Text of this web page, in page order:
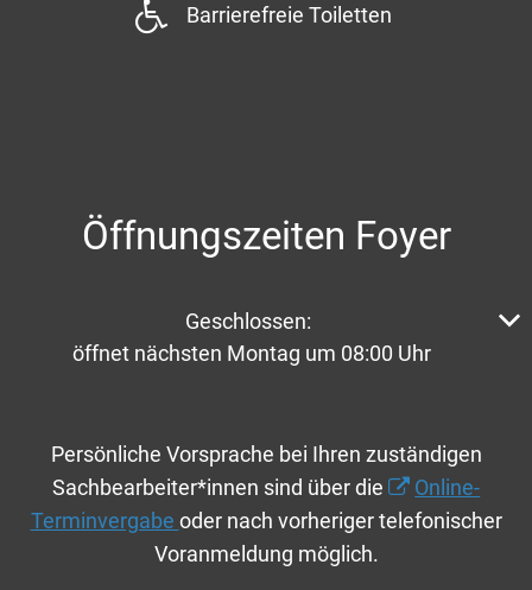
Barrierefreie Toiletten
Öffnungszeiten Foyer
Klicken, um weitere Öffnungs- oder Schließzeiten
Geschlossen:
öffnet nächsten Montag um 08:00 Uhr
Persönliche Vorsprache bei Ihren zuständigen
Sachbearbeiter*innen sind über die
Online-
Terminvergabe oder nach vorheriger telefonischer
Voranmeldung möglich.